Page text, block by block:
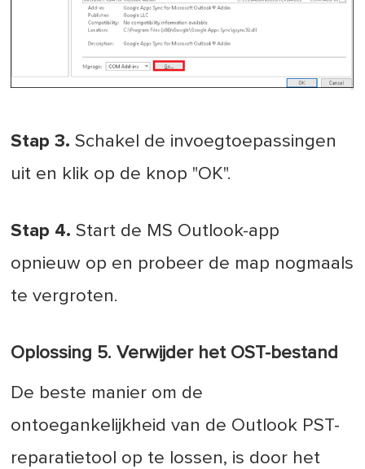
Stap 3. Schakel de invoegtoepassingen
uit en klik op de knop "OK".
Stap 4. Start de MS Outlook-app
opnieuw op en probeer de map nogmaals
te vergroten.
Oplossing 5. Verwijder het OST-bestand
De beste manier om de
ontoegankelijkheid van de Outlook PST-
reparatietool op te lossen, is door het